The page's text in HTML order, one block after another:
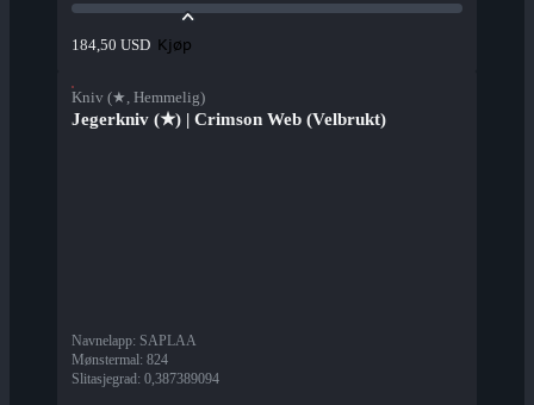
184,50 USD Kjøp
Kniv (★, Hemmelig)
Jegerkniv (★) | Crimson Web (Velbrukt)
Navnelapp: SAPLAA
Mønstermal: 824
Slitasjegrad: 0,387389094